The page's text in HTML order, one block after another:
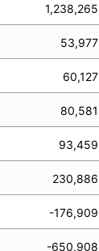
1,238,265
53,977
60,127
80,581
93,459
230,886
-176,909
-650,908